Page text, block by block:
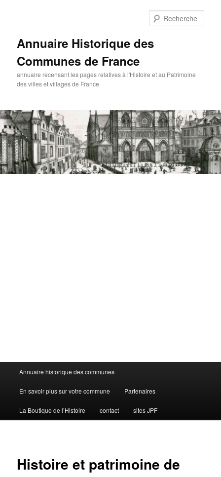
Annuaire Historique des
Communes de France
annuaire recensant les pages relatives à l'Histoire et au Patrimoine
des villes et villages de France
Menu
principal
Annuaire historique des communes
En savoir plus sur votre commune Partenaires
La Boutique de l’Histoire contact sites JPF
Histoire et patrimoine de